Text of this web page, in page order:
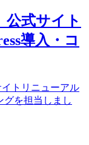
公式サイト
導入・コ
トリニューアル
グを担当しまし